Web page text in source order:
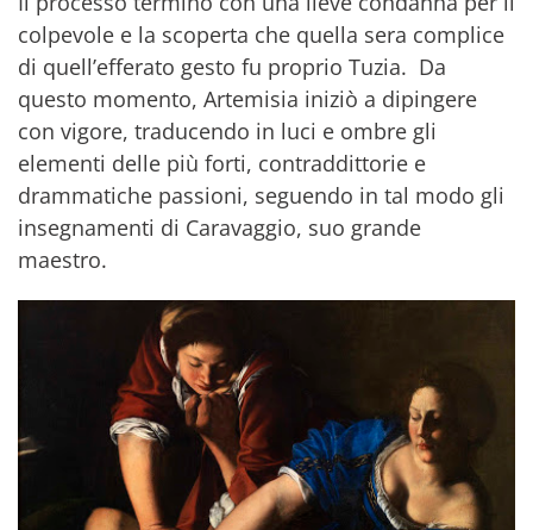
colpevole e la scoperta che quella sera complice
di quell’efferato gesto fu proprio Tuzia. Da
questo momento, Artemisia iniziò a dipingere
con vigore, traducendo in luci e ombre gli
elementi delle più forti, contraddittorie e
drammatiche passioni, seguendo in tal modo gli
insegnamenti di Caravaggio, suo grande
maestro.